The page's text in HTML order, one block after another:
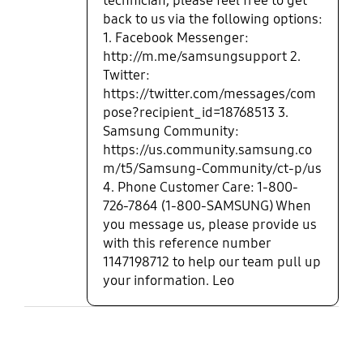
back to us via the following options:
1. Facebook Messenger:
http://m.me/samsungsupport 2.
Twitter:
https://twitter.com/messages/com
pose?recipient_id=18768513 3.
Samsung Community:
https://us.community.samsung.co
m/t5/Samsung-Community/ct-p/us
4. Phone Customer Care: 1-800-
726-7864 (1-800-SAMSUNG) When
you message us, please provide us
with this reference number
1147198712 to help our team pull up
your information. Leo